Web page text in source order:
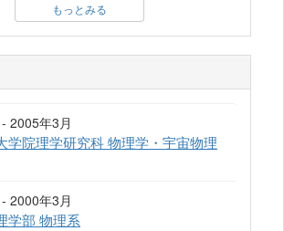
もっとみる
2005年3月
学院理学研究科 物理学・宇宙物理
2000年3月
学部 物理系